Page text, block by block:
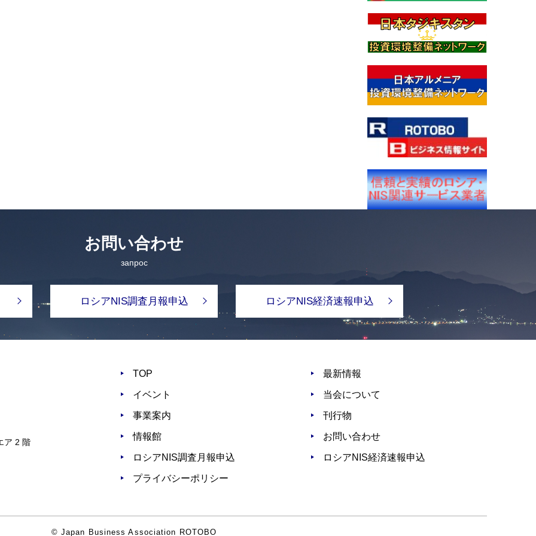
お問い合わせ
запрос
ロシアNIS調査月報申込 ロシアNIS経済速報申込
ア 2 階
TOP 最新情報
イベント 当会について
事業案内 刊行物
情報館 お問い合わせ
ロシアNIS調査月報申込 ロシアNIS経済速報申込
プライバシーポリシー
© Japan Business Association ROTOBO